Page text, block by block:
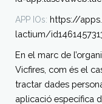
APP IOs: https://
lactium/
En el marc de
Vicfires, com és el
tractar dades
aplicació específica